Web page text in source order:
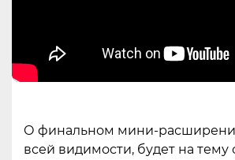
О финальном мини-
всей видимости, будет на тему